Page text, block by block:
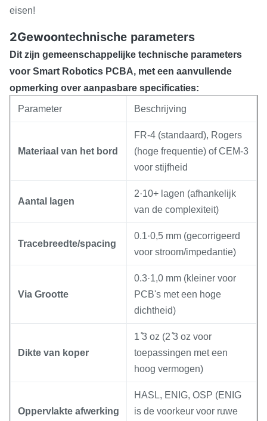
eisen!
2Gewoontechnische parameters
Dit zijn gemeenschappelijke technische parameters
voor Smart Robotics PCBA, met een aanvullende
opmerking over aanpasbare specificaties:
Parameter Beschrijving
Materiaal van het bord
FR-4 (standaard), Rogers
(hoge frequentie) of CEM-3
voor stijfheid
Aantal lagen
2·10+ lagen (afhankelijk
van de complexiteit)
Tracebreedte/spacing
0.1·0,5 mm (gecorrigeerd
voor stroom/impedantie)
Via Grootte
0.3·1,0 mm (kleiner voor
PCB's met een hoge
dichtheid)
Dikte van koper
1 ̊3 oz (2 ̊3 oz voor
toepassingen met een
hoog vermogen)
Oppervlakte afwerking
HASL, ENIG, OSP (ENIG
is de voorkeur voor ruwe